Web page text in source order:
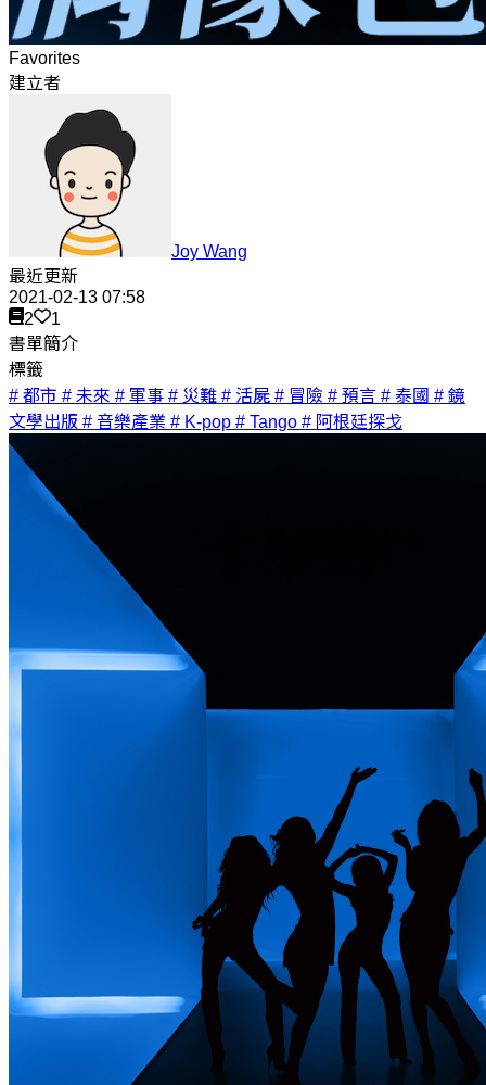
Favorites
建立者
Joy Wang
最近更新
2021-02-13 07:58
2
1
書單簡介
標籤
# 都市 # 未來 # 軍事 # 災難 # 活屍 # 冒險 # 預言 # 泰國 # 鏡
文學出版 # 音樂產業 # K-pop # Tango # 阿根廷探戈